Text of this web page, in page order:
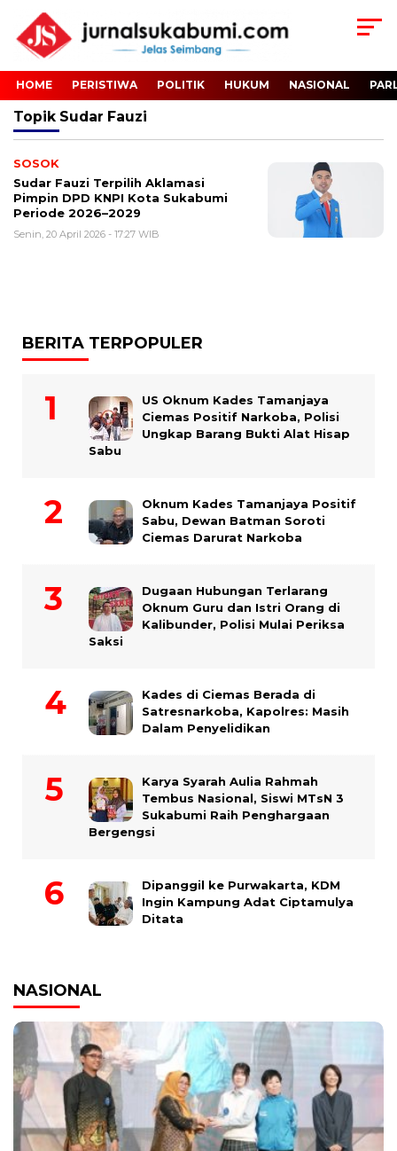
HOME PERISTIWA POLITIK HUKUM NASIONAL
Topik Sudar Fauzi
SOSOK
Sudar Fauzi Terpilih Aklamasi
Pimpin DPD KNPI Kota Sukabumi
Periode 2026–2029
Senin, 20 April 2026 - 17:27 WIB
BERITA TERPOPULER
US Oknum Kades Tamanjaya
Ciemas Positif Narkoba, Polisi
Ungkap Barang Bukti Alat Hisap
Sabu
Oknum Kades Tamanjaya Positif
Sabu, Dewan Batman Soroti
Ciemas Darurat Narkoba
Dugaan Hubungan Terlarang
Oknum Guru dan Istri Orang di
Kalibunder, Polisi Mulai Periksa
Saksi
Kades di Ciemas Berada di
Satresnarkoba, Kapolres: Masih
Dalam Penyelidikan
Karya Syarah Aulia Rahmah
Tembus Nasional, Siswi MTsN 3
Sukabumi Raih Penghargaan
Bergengsi
Dipanggil ke Purwakarta, KDM
Ingin Kampung Adat Ciptamulya
Ditata
NASIONAL